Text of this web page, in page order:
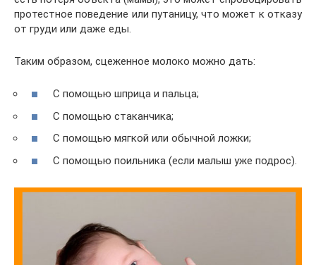
протестное поведение или путаницу, что может к отказу
от груди или даже еды.
Таким образом, сцеженное молоко можно дать:
С помощью шприца и пальца;
С помощью стаканчика;
С помощью мягкой или обычной ложки;
С помощью поильника (если малыш уже подрос).